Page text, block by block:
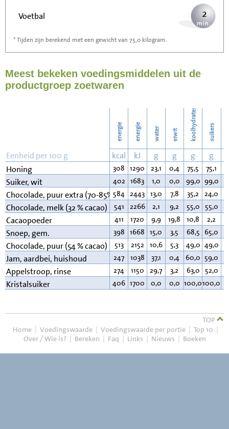
Voetbal 2
Stofzuigen
Strijken
7
* Tijden zijn berekend met een gewicht van 75,0 kilogram.
Meest bekeken voedingsmiddelen uit de
productgroep zoetwaren
energie energie water eiwit koolhydraten suikers
Eenheid per 100 g kcal kJ g g g g
Honing
308 1290 23,1 0,4 75,5 75,1
Suiker, wit 402 1683 1,0 0,0 99,0 99,0
Chocolade, puur extra (70-85% cacao)
584 2443 13,0 7,8 35,2 24,0
Chocolade, melk (32 % cacao) 541 2266 2,1 9,2 55,0 55,0
Cacaopoeder 411 1720 9,9 19,8 10,8 2,2
Snoep, gem. 398 1668 15,0 3,5 68,5 65,0
Chocolade, puur (54 % cacao) 513 2152 10,6 5,3 49,0 49,0
Jam, aardbei, huishoud 247 1038 37,1 0,4 60,0 59,0
Appelstroop, rinse 274 1150 29,7 3,2 63,0 52,0
Kristalsuiker 406 1700 0,0 0,0 100,0100,0
TOP
Home | Voedingswaarde | Voedingswaarde per portie | Top 10 |
Over / Wie is? | Bereken | Faq | Links | Nieuws | Boeken